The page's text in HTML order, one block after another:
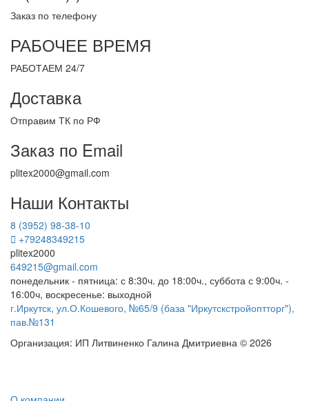
Заказ по телефону
РАБОЧЕЕ ВРЕМЯ
РАБОТАЕМ 24/7
Доставка
Отправим ТК по РФ
Заказ по Email
plitex2000@gmail.com
Наши Контакты
8 (3952) 98-38-10
+79248349215
plitex2000
649215@gmail.com
понедельник - пятница: с 8:30ч. до 18:00ч., суббота с 9:00ч. -
16:00ч, воскресенье: выходной
г.Иркутск, ул.О.Кошевого, №65/9 (база "Иркутскстройоптторг"),
пав.№131
Организация: ИП Литвиненко Галина Дмитриевна © 2026